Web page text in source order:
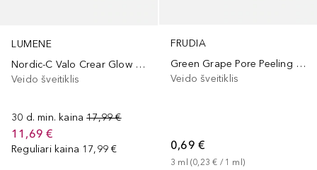
LUMENE
Nordic-C Valo Crear Glow Cleansing Gel Scrub
Veido šveitiklis
30 d. min. kaina 17,99 €
11,69 €
Reguliari kaina 17,99 €
FRUDIA
Green Grape Pore Peeling Pad
Veido šveitiklis
0,69 €
3 ml (0,23 € / 1 ml )